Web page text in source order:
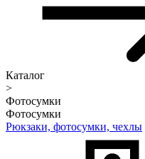
Каталог
>
Фотосумки
Фотосумки
Рюкзаки, фотосумки, чехлы